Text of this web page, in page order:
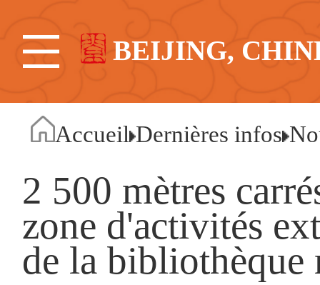
BEIJING,
Accueil Dernières infos
2 500 mètres
zone d'activités
de la